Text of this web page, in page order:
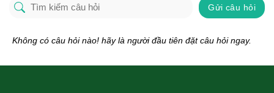
Gửi câu hỏi
Không có câu hỏi nào! hãy là người đầu tiên đặt câu hỏi ngay.